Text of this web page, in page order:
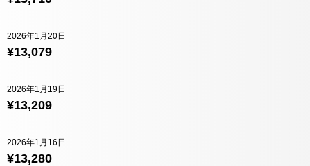
¥13,079
2026年1月20日
¥13,209
2026年1月19日
¥13,280
2026年1月16日